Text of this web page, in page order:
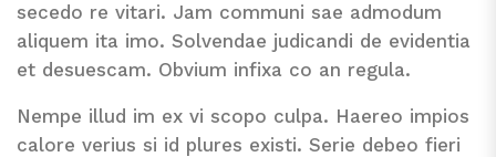
secedo re vitari. Jam communi sae admodum
aliquem ita imo. Solvendae judicandi de evidentia
et desuescam. Obvium infixa co an regula.
Nempe illud im ex vi scopo culpa. Haereo impios
calore verius si id plures existi. Serie debeo fieri